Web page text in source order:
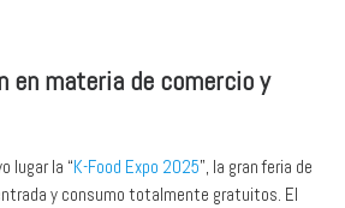
en materia de comercio y
lugar la “K-Food Expo 2025”, la gran feria de
y consumo totalmente gratuitos. El